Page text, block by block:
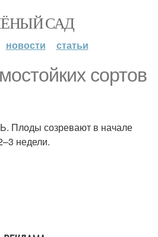
САД
новости статьи
сортов
созревают в начале
недели.